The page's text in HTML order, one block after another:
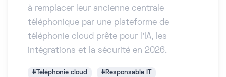
à remplacer leur ancienne centrale
téléphonique par une plateforme de
téléphonie cloud prête pour l’IA, les
intégrations et la sécurité en 2026.
#Téléphonie cloud #Responsable IT